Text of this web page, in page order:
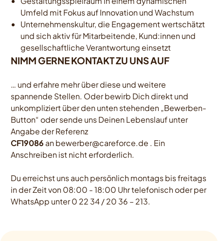
Umfeld mit Fokus auf Innovation und Wachstum
Unternehmenskultur, die Engagement wertschätzt
und sich aktiv für Mitarbeitende, Kund:innen und
gesellschaftliche Verantwortung einsetzt
NIMM GERNE KONTAKT ZU UNS AUF
… und erfahre mehr über diese und weitere
spannende Stellen. Oder bewirb Dich direkt und
unkompliziert über den unten stehenden „Bewerben-
Button“ oder sende uns Deinen Lebenslauf unter
Angabe der Referenz
CF19086 anbewerber@careforce.de . Ein
Anschreiben ist nicht erforderlich.
Du erreichst uns auch persönlich montags bis freitags
in der Zeit von 08:00 - 18:00 Uhr telefonisch oder per
WhatsApp unter 0 22 34 / 20 36 – 213.